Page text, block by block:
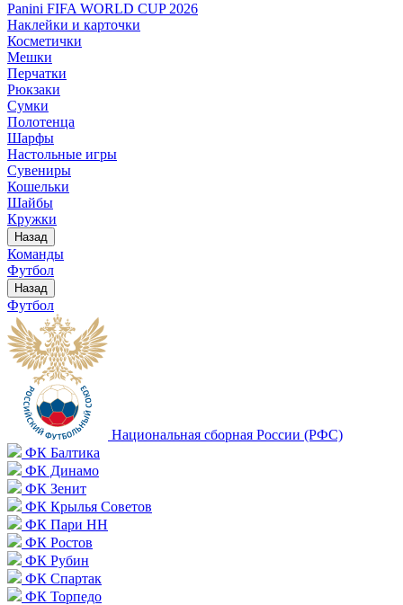
Panini FIFA WORLD CUP 2026
Наклейки и карточки
Косметички
Мешки
Перчатки
Рюкзаки
Сумки
Полотенца
Шарфы
Настольные игры
Сувениры
Кошельки
Шайбы
Кружки
Назад
Команды
Футбол
Назад
Футбол
Национальная сборная России (РФС)
ФК Балтика
ФК Динамо
ФК Зенит
ФК Крылья Советов
ФК Пари НН
ФК Ростов
ФК Рубин
ФК Спартак
ФК Торпедо